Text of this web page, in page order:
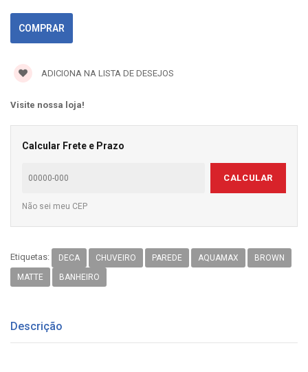
ADICIONA NA LISTA DE DESEJOS
Visite nossa loja!
Calcular Frete e Prazo
CALCULAR
Não sei meu CEP
Etiquetas: DECA CHUVEIRO PAREDE AQUAMAX
BROWN
MATTE
BANHEIRO
Descrição